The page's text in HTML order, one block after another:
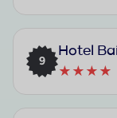
9
Hotel
★★★★